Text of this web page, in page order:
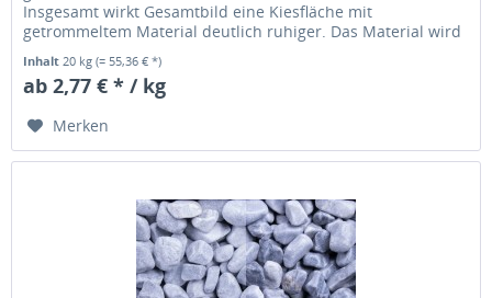
Insgesamt wirkt Gesamtbild eine Kiesfläche mit
getrommeltem Material deutlich ruhiger. Das Material wird
übrigens in einer Trommel solange...
Inhalt20 kg(= 55,36 € *)
ab 2,77 € * / kg
Merken